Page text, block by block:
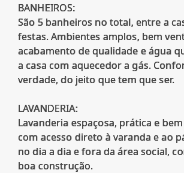
BANHEIROS:
São 5 banheiros no total, entre a
festas. Ambientes amplos, bem
acabamento de qualidade e água
a casa com aquecedor a gás.
verdade, do jeito que tem que ser.
LAVANDERIA:
Lavanderia espaçosa, prática e
com acesso direto à varanda e ao
no dia a dia e fora da área social,
boa construção.